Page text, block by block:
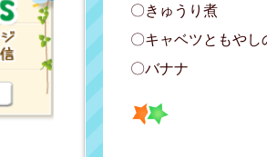
〇きゅうり煮
〇キャベツともやし
〇バナナ